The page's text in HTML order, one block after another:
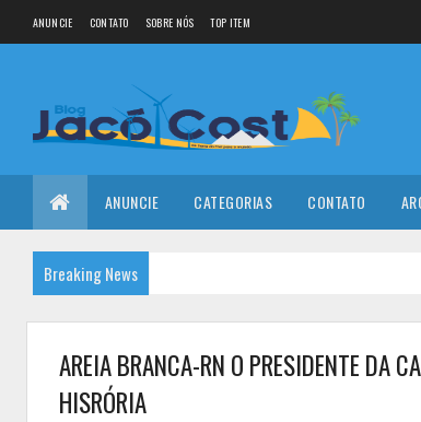
ANUNCIE CONTATO SOBRE NÓS TOP ITEM
ANUNCIE CATEGORIAS CONTATO
Breaking News
AREIA BRANCA-RN O PRESIDENTE DA
HISRÓRIA